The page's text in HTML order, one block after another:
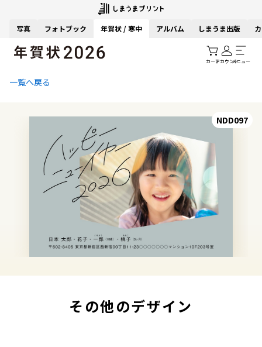
写真 フォトブック 年賀状 / 寒中 アルバム しまうま出版
カートアカウントメニュー
一覧へ戻る
NDD097
その他のデザイン